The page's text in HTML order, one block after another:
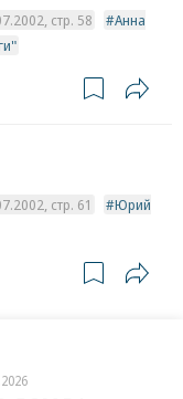
стр. 58
Анна
стр. 61
Юрий